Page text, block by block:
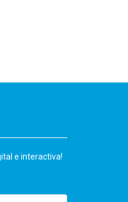
e interactiva!